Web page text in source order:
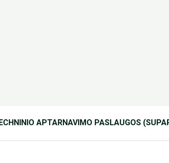
APTARNAVIMO PASLAUGOS